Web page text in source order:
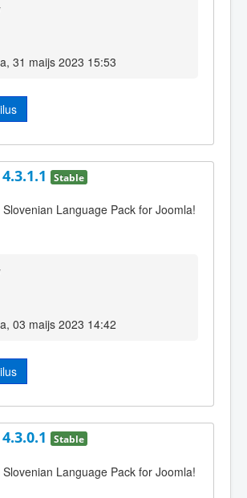
31 maijs 2023 15:53
Stable
Language Pack for Joomla!
03 maijs 2023 14:42
Stable
Language Pack for Joomla!